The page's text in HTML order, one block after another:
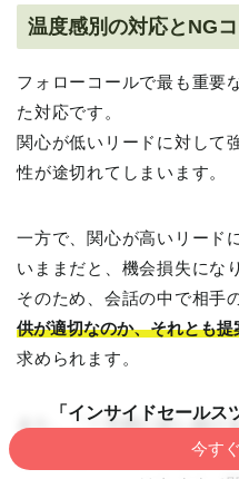
温度感別の対応とNG
フォローコールで最も重要
た対応です。
関心が低いリードに対して
性が途切れてしまいます。
一方で、関心が高いリード
いままだと、機会損失にな
そのため、会話の中で相手
供が適切なのか、それとも提
求められます。
また、「一方的に話し続け
といった対応はNGです。
「インサイドセール
今す